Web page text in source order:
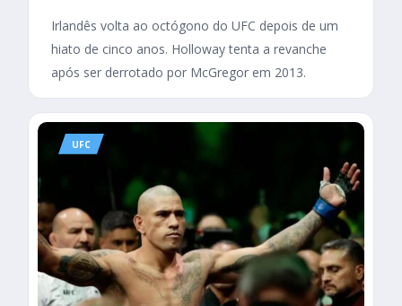
Irlandês volta ao octógono do UFC depois de um
hiato de cinco anos. Holloway tenta a revanche
após ser derrotado por McGregor em 2013.
UFC